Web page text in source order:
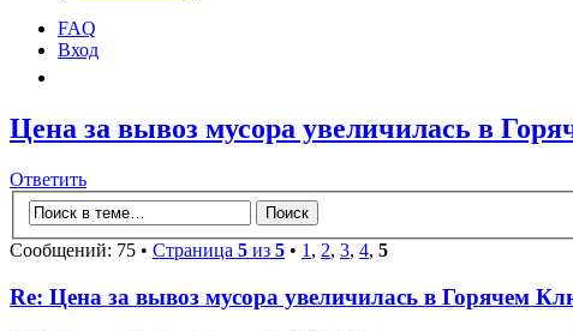
FAQ
Вход
Цена за вывоз мусора увеличилась в
Ответить
Сообщений: 75 • Страница 5 из 5 • 1 , 2, 3, 4, 5
Re: Цена за вывоз мусора увеличилась в Горячем